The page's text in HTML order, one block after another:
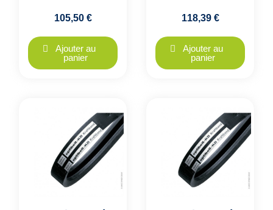
105,50 €
Ajouter au
panier
118,39 €
Ajouter au
panier